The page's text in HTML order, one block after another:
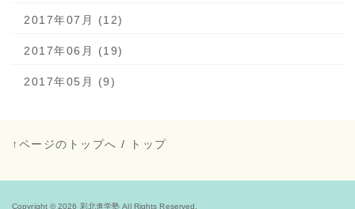
2017年07月 (12)
2017年06月 (19)
2017年05月 (9)
↑ページのトップへ / トップ
Copyright © 2026 彩北進学塾 All Rights Reserved.